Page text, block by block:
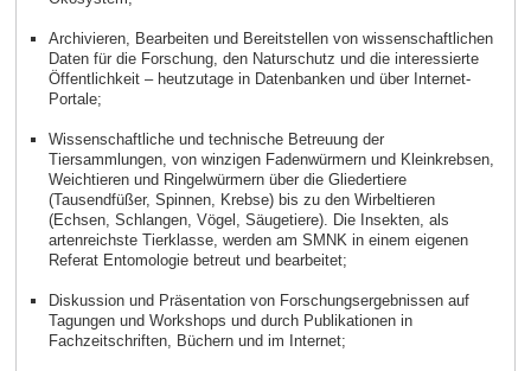
Archivieren, Bearbeiten und Bereitstellen von wissenschaftlichen
Daten für die Forschung, den Naturschutz und die interessierte
Öffentlichkeit – heutzutage in Datenbanken und über Internet-
Portale;
Wissenschaftliche und technische Betreuung der
Tiersammlungen, von winzigen Fadenwürmern und Kleinkrebsen,
Weichtieren und Ringelwürmern über die Gliedertiere
(Tausendfüßer, Spinnen, Krebse) bis zu den Wirbeltieren
(Echsen, Schlangen, Vögel, Säugetiere). Die Insekten, als
artenreichste Tierklasse, werden am SMNK in einem eigenen
Referat Entomologie betreut und bearbeitet;
Diskussion und Präsentation von Forschungsergebnissen auf
Tagungen und Workshops und durch Publikationen in
Fachzeitschriften, Büchern und im Internet;